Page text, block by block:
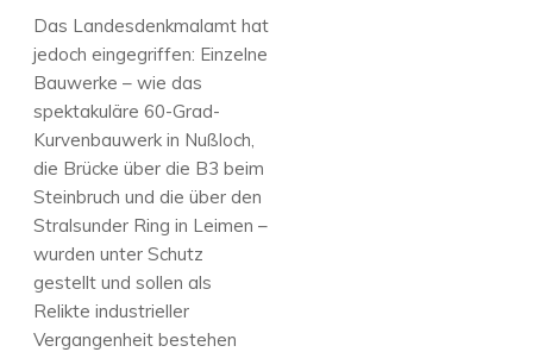
Das Landesdenkmalamt hat
jedoch eingegriffen: Einzelne
Bauwerke – wie das
spektakuläre 60-Grad-
Kurvenbauwerk in Nußloch,
die Brücke über die B3 beim
Steinbruch und die über den
Stralsunder Ring in Leimen –
wurden unter Schutz
gestellt und sollen als
Relikte industrieller
Vergangenheit bestehen